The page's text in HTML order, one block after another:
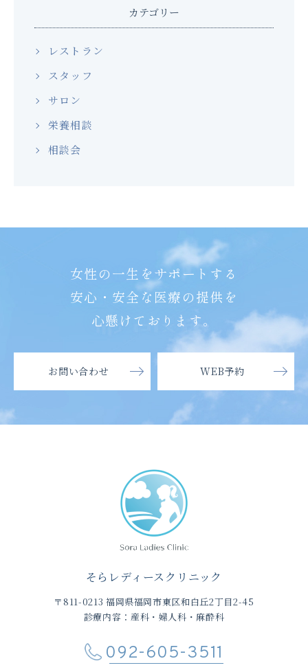
カテゴリー
レストラン
スタッフ
サロン
栄養相談
相談会
女性の一生をサポートする
安心・安全な医療の提供を
心懸けております。
お問い合わせ WEB予約
そらレディースクリニック
〒811-0213 福岡県福岡市東区和白丘2丁目2-45
診療内容：産科・婦人科・麻酔科
092-605-3511